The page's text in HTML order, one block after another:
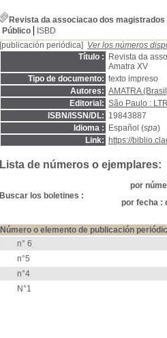
Revista da associacao dos
Público
ISBD
[publicación periódica] Ver los números
Título :
Revista da
Amatra XV
Tipo de documento: texto impreso
Autores: AMATRA
Editorial: São Paulo :
ISBN/ISSN/DL: 19843887
Idioma :
Español (spa)
Link:
https://
Lista de números o ejemplares:
Buscar los boletines :
por
por fecha :
Número o elemento de publicación
n° 6
n°5
n°4
N°1